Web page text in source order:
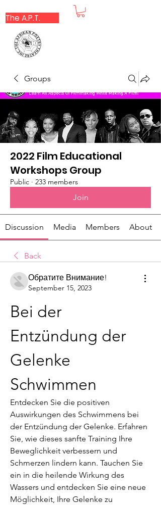
The A.P.T.
Groups
2022 Film Educational
Workshops Group
Public · 233 members
Join
Discussion Media Members About
Back
Обратите Внимание!
September 15, 2023
Bei der
Entzündung der
Gelenke
Schwimmen
Entdecken Sie die positiven
Auswirkungen des Schwimmens bei
der Entzündung der Gelenke. Erfahren
Sie, wie dieses sanfte Training Ihre
Beweglichkeit verbessern und
Schmerzen lindern kann. Tauchen Sie
ein in die heilende Wirkung des
Wassers und entdecken Sie eine neue
Möglichkeit, Ihre Gelenke zu